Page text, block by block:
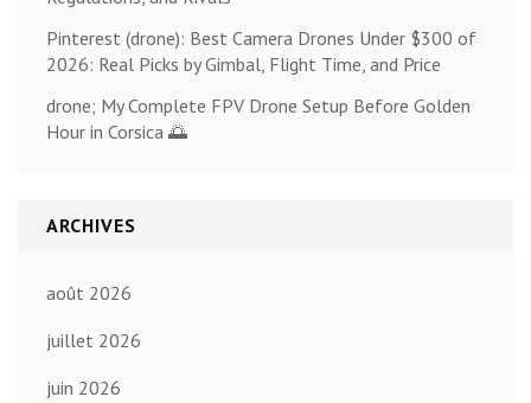
Pinterest (drone): Best Camera Drones Under $300 of
2026: Real Picks by Gimbal, Flight Time, and Price
drone; My Complete FPV Drone Setup Before Golden
Hour in Corsica 🌅
ARCHIVES
août 2026
juillet 2026
juin 2026